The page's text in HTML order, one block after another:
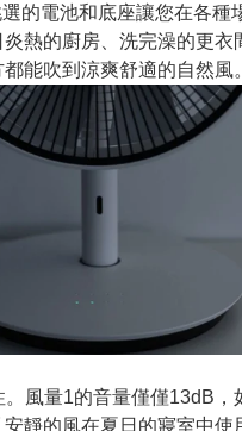
的電池和底座讓您在各種
熱的廚房、洗完澡的更衣
能吹到涼爽舒適的自然風。
風量1的音量僅僅13dB，
靜的風在夏日的寢室中使